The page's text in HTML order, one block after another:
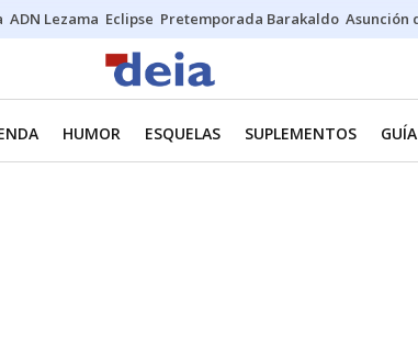
ADN Lezama Eclipse Pretemporada Barakaldo Asunción
HUMOR ESQUELAS SUPLEMENTOS